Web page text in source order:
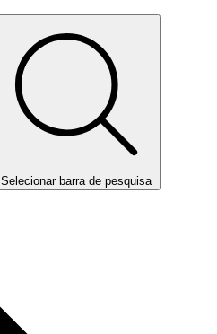
Selecionar barra de pesquisa